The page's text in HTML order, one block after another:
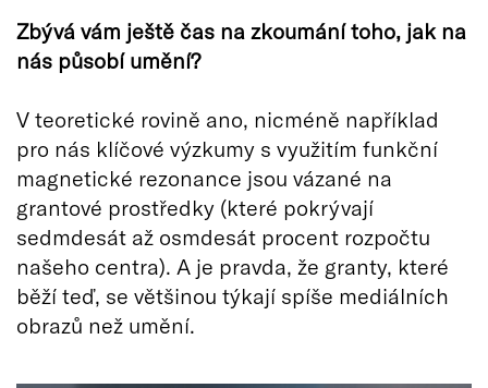
Zbývá vám ještě čas na zkoumání toho, jak na
nás působí umění?
V teoretické rovině ano, nicméně například
pro nás klíčové výzkumy s využitím funkční
magnetické rezonance jsou vázané na
grantové prostředky (které pokrývají
sedmdesát až osmdesát procent rozpočtu
našeho centra). A je pravda, že granty, které
běží teď, se většinou týkají spíše mediálních
obrazů než umění.